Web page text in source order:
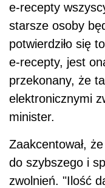
e-recepty
starsze osoby
potwierdziło się
e-recepty, jest
przekonany, że
elektronicznymi
minister.
Zaakcentował,
do szybszego i
zwolnień. "Ilość